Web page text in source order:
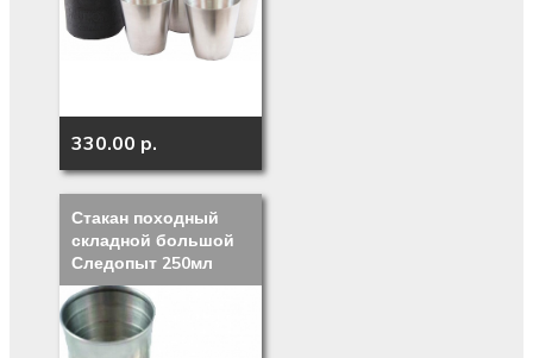
330.00 p.
Стакан походный
складной большой
Следопыт 250мл